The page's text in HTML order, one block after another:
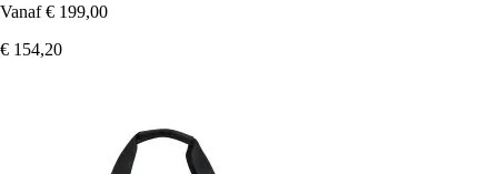
Vanaf € 199,00
€ 154,20